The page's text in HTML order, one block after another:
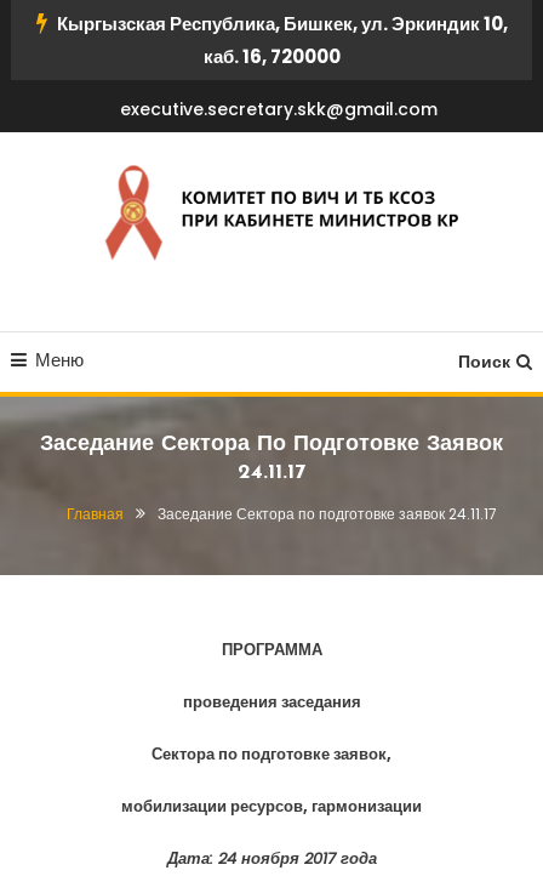
ПерейтиКыргызская Республика, Бишкек, ул. Эркиндик 10,
каб. 16, 720000
executive.secretary.skk@gmail.com
КСОЗ ПРИ КАБИНЕТЕ
МИНИСТРОВ КР
Меню Поиск
Заседание Сектора По Подготовке Заявок
24.11.17
Главная Заседание Сектора по подготовке заявок 24.11.17
ПРОГРАММА
проведения заседания
Сектора по подготовке заявок,
мобилизации ресурсов, гармонизации
Дата: 24 ноября 2017 года